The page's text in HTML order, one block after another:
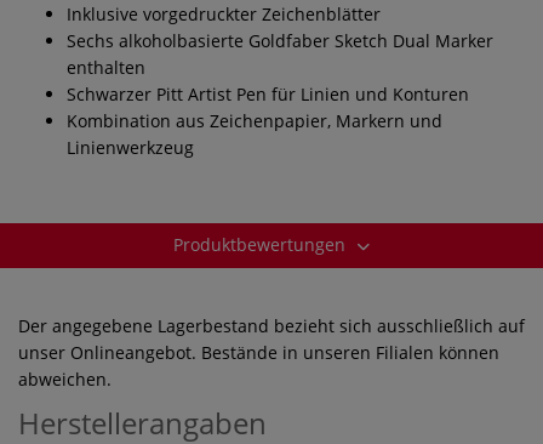
Inklusive vorgedruckter Zeichenblätter
Sechs alkoholbasierte Goldfaber Sketch Dual Marker
enthalten
Schwarzer Pitt Artist Pen für Linien und Konturen
Kombination aus Zeichenpapier, Markern und
Linienwerkzeug
Produktbewertungen
Der angegebene Lagerbestand bezieht sich ausschließlich auf
unser Onlineangebot. Bestände in unseren Filialen können
abweichen.
Herstellerangaben